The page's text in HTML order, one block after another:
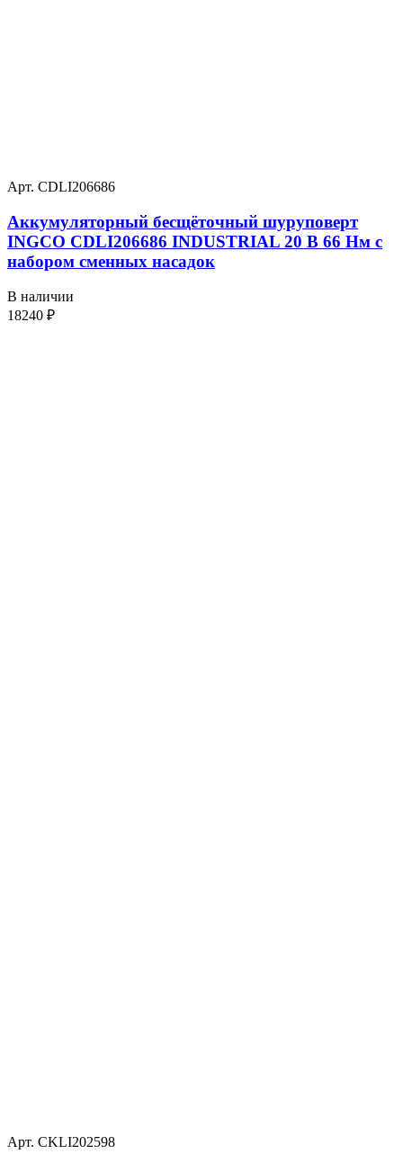
Арт. CDLI206686
Аккумуляторный бесщёточный шуруповерт
INGCO CDLI206686 INDUSTRIAL 20 В 66 Нм с
набором сменных насадок
В наличии
18240 ₽
Арт. CKLI202598